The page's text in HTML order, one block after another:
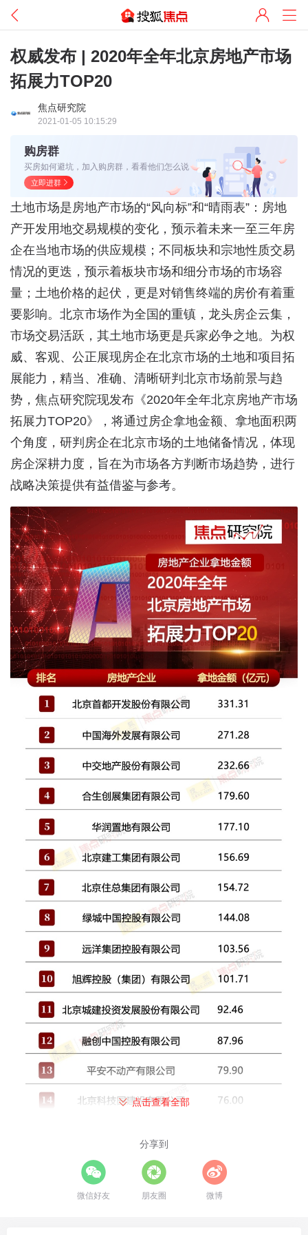
权威发布 | 2020年全年北京房地产市场
拓展力TOP20
焦点研究院
2021-01-05 10:15:29
购房群
买房如何避坑，加入购房群，看看他们怎么说
立即进群
土地市场是房地产市场的“风向标”和“晴雨表”：房地
产开发用地交易规模的变化，预示着未来一至三年房
企在当地市场的供应规模；不同板块和宗地性质交易
情况的更迭，预示着板块市场和细分市场的市场容
量；土地价格的起伏，更是对销售终端的房价有着重
要影响。北京市场作为全国的重镇，龙头房企云集，
市场交易活跃，其土地市场更是兵家必争之地。为权
威、客观、公正展现房企在北京市场的土地和项目拓
展能力，精当、准确、清晰研判北京市场前景与趋
势，焦点研究院现发布《2020年全年北京房地产市场
拓展力TOP20》，将通过房企拿地金额、拿地面积两
个角度，研判房企在北京市场的土地储备情况，体现
房企深耕力度，旨在为市场各方判断市场趋势，进行
战略决策提供有益借鉴与参考。
点击查看全部
分享到
微信好友 朋友圈 微博